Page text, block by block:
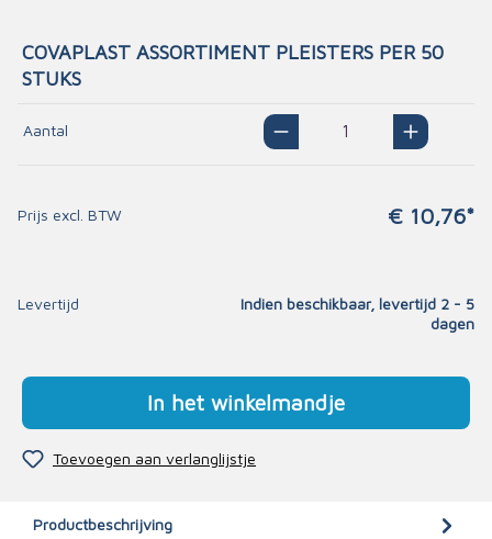
COVAPLAST ASSORTIMENT PLEISTERS PER 50
STUKS
Aantal
Prijs excl. BTW € 10,76*
Levertijd
Indien beschikbaar, levertijd 2 - 5
dagen
In het winkelmandje
Toevoegen aan verlanglijstje
Productbeschrijving